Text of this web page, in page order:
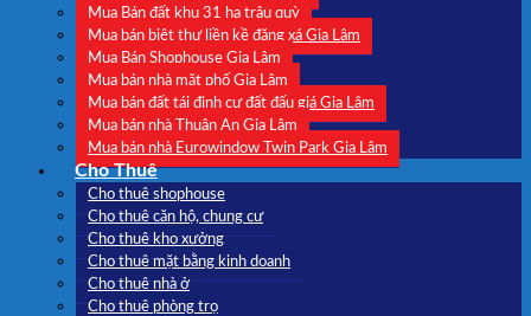
Mua Bán đất khu 31 ha trâu quỳ
Mua bán biệt thự liền kề đặng xá Gia Lâm
Mua Bán Shophouse Gia Lâm
Mua bán nhà mặt phố Gia Lâm
Mua bán đất tái định cư đất đấu giá Gia Lâm
Mua bán nhà Thuận An Gia Lâm
Mua bán nhà Eurowindow Twin Park Gia Lâm
Cho Thuê
Cho thuê shophouse
Cho thuê căn hộ, chung cư
Cho thuê kho xưởng
Cho thuê mặt bằng kinh doanh
Cho thuê nhà ở
Cho thuê phòng trọ